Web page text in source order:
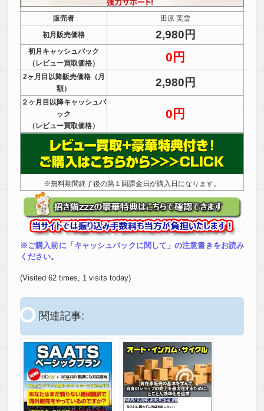
販売者
田原 芙雪
初月販売価格
2,980円
初月キャッシュバック
（レビュー買取価格）
0円
2ヶ月目以降販売価格（月
額）
2,980円
２ヶ月目以降キャッシュバ
ック
（レビュー買取価格）
0円
※無料期間終了後の第１回課金日が購入日になります。
※ご購入前に「キャッシュバックに関して」の注意書きをお読み
ください。
(Visited 62 times, 1 visits today)
関連記事: